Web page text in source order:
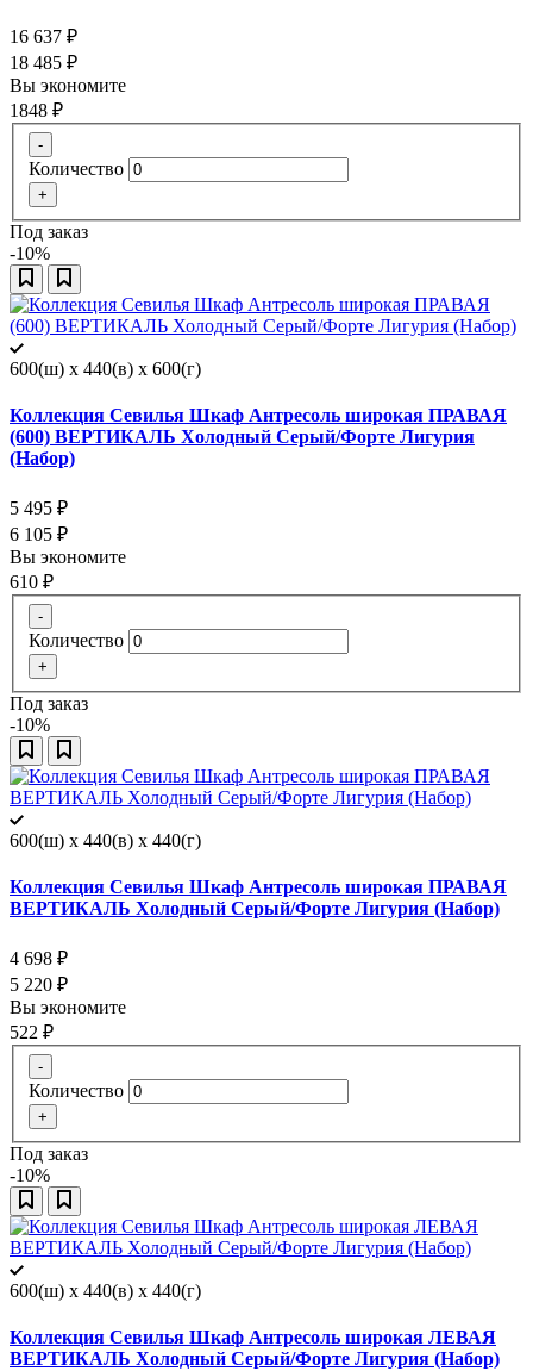
16 637 ₽
18 485 ₽
Вы экономите
1848 ₽
-
Количество
+
Под заказ
-10%
600(ш) x 440(в) x 600(г)
Коллекция Севилья Шкаф Антресоль широкая ПРАВАЯ
(600) ВЕРТИКАЛЬ Холодный Серый/Форте Лигурия
(Набор)
5 495 ₽
6 105 ₽
Вы экономите
610 ₽
-
Количество
+
Под заказ
-10%
600(ш) x 440(в) x 440(г)
Коллекция Севилья Шкаф Антресоль широкая ПРАВАЯ
ВЕРТИКАЛЬ Холодный Серый/Форте Лигурия (Набор)
4 698 ₽
5 220 ₽
Вы экономите
522 ₽
-
Количество
+
Под заказ
-10%
600(ш) x 440(в) x 440(г)
Коллекция Севилья Шкаф Антресоль широкая ЛЕВАЯ
ВЕРТИКАЛЬ Холодный Серый/Форте Лигурия (Набор)